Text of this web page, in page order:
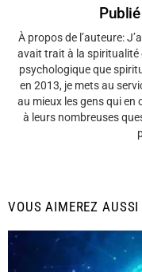
À propos de l’auteure:
avait trait à la spiritualité
psychologique que
en 2013, je mets au
au mieux les gens qui en
à leurs nombreuses
VOUS AIMEREZ AUSSI